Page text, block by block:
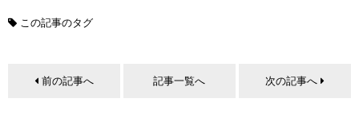
この記事のタグ
前の記事へ 記事一覧へ 次の記事へ